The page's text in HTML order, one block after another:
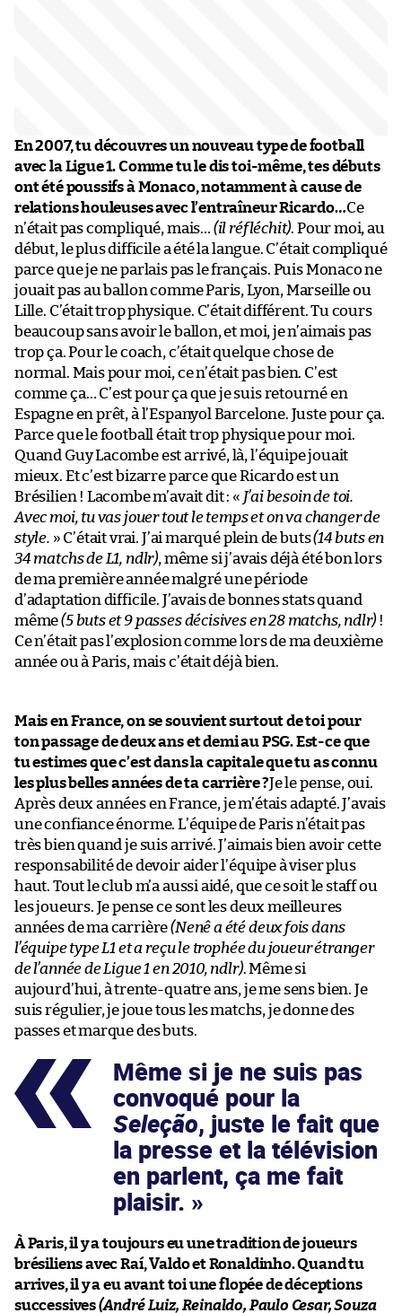
En 2007, tu découvres un nouveau type de football
avec la Ligue 1. Comme tu le dis toi-même, tes débuts
ont été poussifs à Monaco, notamment à cause de
relations houleuses avec l’entraîneur Ricardo…Ce
n’était pas compliqué, mais… (il réfléchit). Pour moi, au
début, le plus difficile a été la langue. C’était compliqué
parce que je ne parlais pas le français. Puis Monaco ne
jouait pas au ballon comme Paris, Lyon, Marseille ou
Lille. C’était trop physique. C’était différent. Tu cours
beaucoup sans avoir le ballon, et moi, je n’aimais pas
trop ça. Pour le coach, c’était quelque chose de
normal. Mais pour moi, ce n’était pas bien. C’est
comme ça… C’est pour ça que je suis retourné en
Espagne en prêt, à l’Espanyol Barcelone. Juste pour ça.
Parce que le football était trop physique pour moi.
Quand Guy Lacombe est arrivé, là, l’équipe jouait
mieux. Et c’est bizarre parce que Ricardo est un
Brésilien ! Lacombe m’avait dit : « J’ai besoin de toi.
Avec moi, tu vas jouer tout le temps et on va changer de
style. » C’était vrai. J’ai marqué plein de buts(14 buts en
34 matchs de L1, ndlr), même si j’avais déjà été bon lors
de ma première année malgré une période
d’adaptation difficile. J’avais de bonnes stats quand
même(5 buts et 9 passes décisives en 28 matchs, ndlr) !
Ce n’était pas l’explosion comme lors de ma deuxième
année ou à Paris, mais c’était déjà bien.
Mais en France, on se souvient surtout de toi pour
ton passage de deux ans et demi au PSG. Est-ce que
tu estimes que c’est dans la capitale que tu as connu
les plus belles années de ta carrière ?Je le pense, oui.
Après deux années en France, je m’étais adapté. J’avais
une confiance énorme. L’équipe de Paris n’était pas
très bien quand je suis arrivé. J’aimais bien avoir cette
responsabilité de devoir aider l’équipe à viser plus
haut. Tout le club m’a aussi aidé, que ce soit le staff ou
les joueurs. Je pense ce sont les deux meilleures
années de ma carrière(Nenê a été deux fois dans
l’équipe type L1 et a reçu le trophée du joueur étranger
de l’année de Ligue 1 en 2010, ndlr). Même si
aujourd’hui, à trente-quatre ans, je me sens bien. Je
suis régulier, je joue tous les matchs, je donne des
passes et marque des buts.
Même si je ne suis pas
convoqué pour la
Seleção, juste le fait que
la presse et la télévision
en parlent, ça me fait
plaisir.
À Paris, il y a toujours eu une tradition de joueurs
brésiliens avec Raí, Valdo et Ronaldinho. Quand tu
arrives, il y a eu avant toi une flopée de déceptions
successives(André Luiz, Reinaldo, Paulo Cesar, Souza